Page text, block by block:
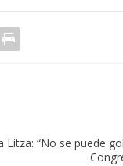
Litza: “No se puede